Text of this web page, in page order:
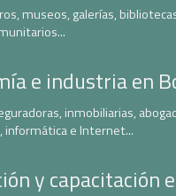
museos, galerías,
e industria en
inmobiliarias,
e Internet...
y capacitación